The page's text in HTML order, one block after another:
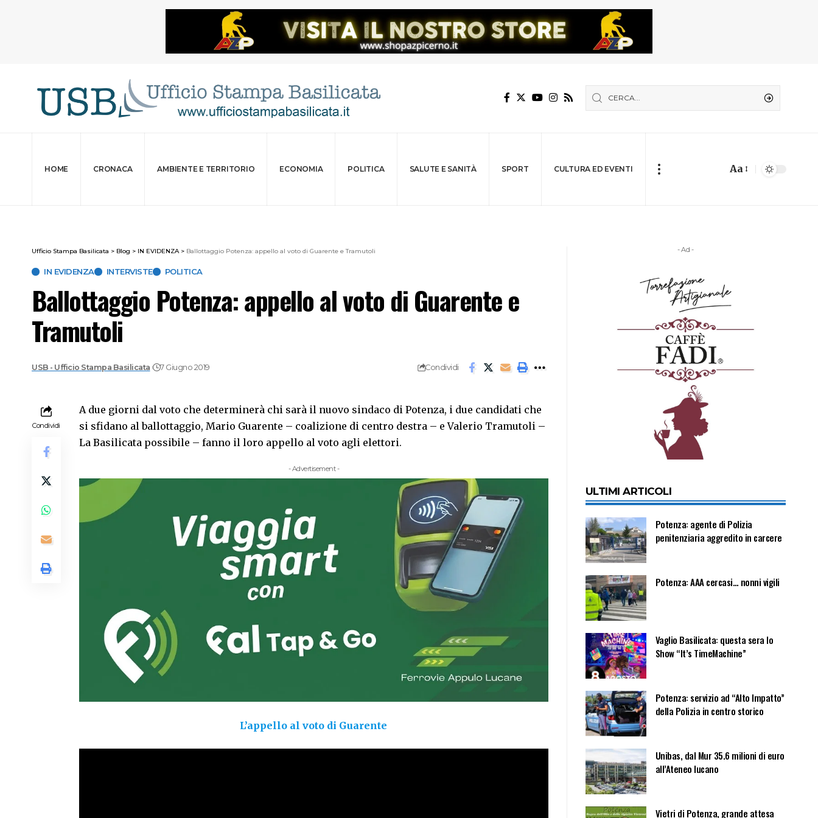
HOME CRONACA AMBIENTE E TERRITORIO ECONOMIA POLITICA SALUTE E SANITÀ SPORT CULTURA ED EVENTI Aa
Ufficio Stampa Basilicata > Blog > IN EVIDENZA> Ballottaggio Potenza: appello al voto di Guarente e Tramutoli
IN EVIDENZA INTERVISTE POLITICA
Ballottaggio Potenza: appello al voto di Guarente e
Tramutoli
USB - Ufficio Stampa Basilicata 7 Giugno 2019 Condividi
Condividi
A due giorni dal voto che determinerà chi sarà il nuovo sindaco di Potenza, i due candidati che
si sfidano al ballottaggio, Mario Guarente – coalizione di centro destra – e Valerio Tramutoli –
La Basilicata possibile – fanno il loro appello al voto agli elettori.
- Advertisement -
L’appello al voto di Guarente
- Ad -
ULTIMI ARTICOLI
Potenza: agente di Polizia
penitenziaria aggredito in carcere
Potenza: AAA cercasi… nonni vigili
Vaglio Basilicata: questa sera lo
Show “It’s TimeMachine”
Potenza: servizio ad “Alto Impatto”
della Polizia in centro storico
Unibas, dal Mur 35.6 milioni di euro
all’Ateneo lucano
Vietri di Potenza, grande attesa